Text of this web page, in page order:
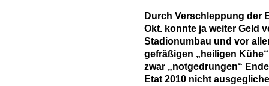
Durch Verschleppung der
Okt. konnte ja weiter Geld
Stadionumbau und vor
gefräßigen „heiligen
zwar „notgedrungen“
Etat 2010 nicht